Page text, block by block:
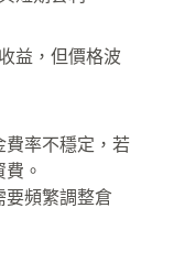
益，但價格波
費率不穩定，若
。
要頻繁調整倉